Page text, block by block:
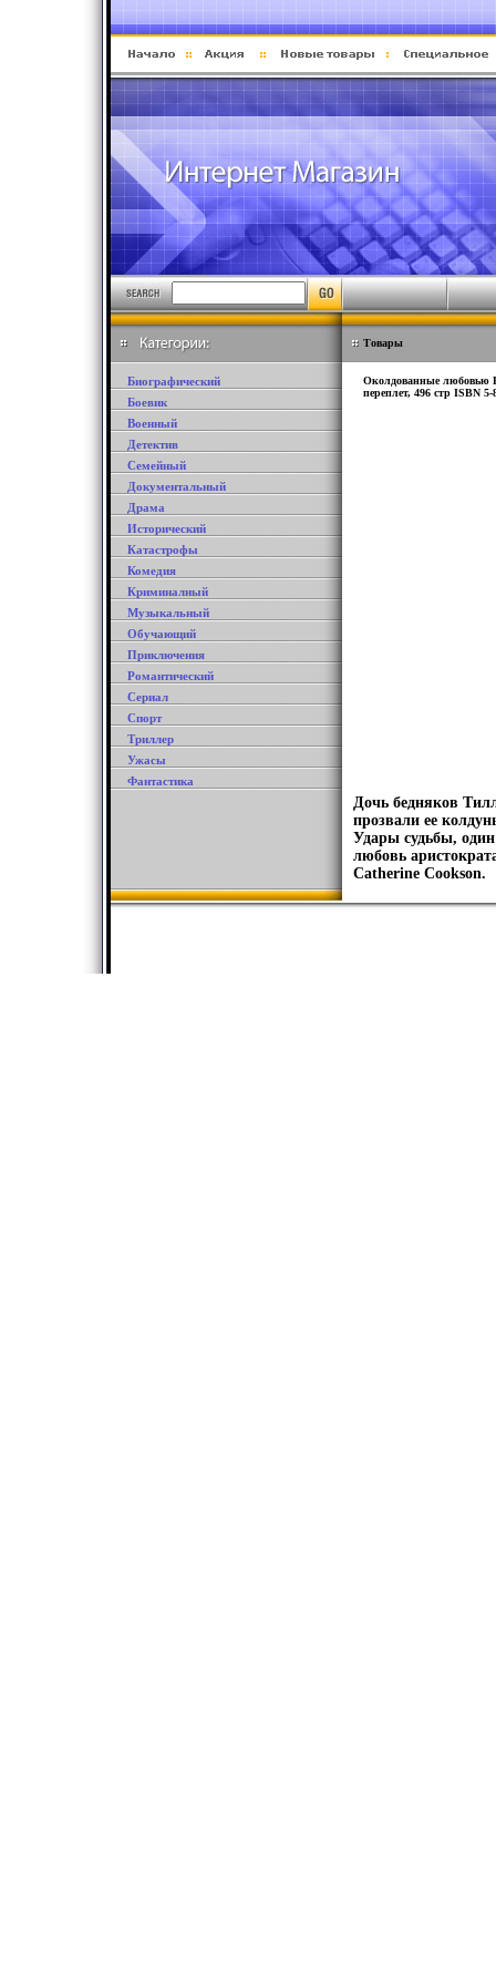
Биографический
Боевик
Военный
Детектив
Семейный
Документальный
Драма
Исторический
Катастрофы
Комедия
Криминалный
Музыкальный
Обучающий
Приключения
Романтический
Сериал
Спорт
Триллер
Ужасы
Фантастика
Товары
Околдованные любовью
переплет, 496 стр ISBN
Дочь бедняков
прозвали ее
Удары судьбы,
любовь
Catherine Cookson.